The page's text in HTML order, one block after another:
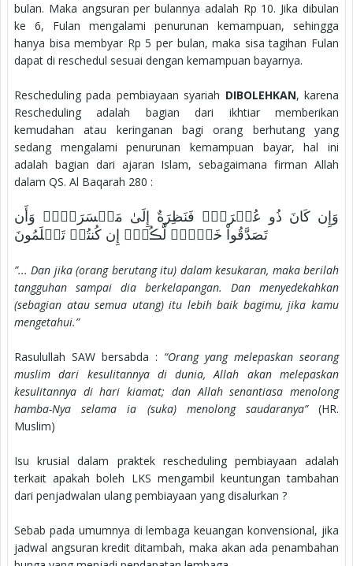
bulan. Maka angsuran per bulannya adalah Rp 10. Jika dibulan
ke 6, Fulan mengalami penurunan kemampuan, sehingga
hanya bisa membyar Rp 5 per bulan, maka sisa tagihan Fulan
dapat di reschedul sesuai dengan kemampuan bayarnya.
Rescheduling pada pembiayaan syariah DIBOLEHKAN, karena
Rescheduling adalah bagian dari ikhtiar memberikan
kemudahan atau keringanan bagi orang berhutang yang
sedang mengalami penurunan kemampuan bayar, hal ini
adalah bagian dari ajaran Islam, sebagaimana firman Allah
dalam QS. Al Baqarah 280 :
وَإِن كَانَ ذُو عُسۡرَةٍ۬ فَنَظِرَةٌ إِلَىٰ مَيۡسَرَةٍ۬‌ۚ وَأَن
”... Dan jika (orang berutang itu) dalam kesukaran, maka berilah
tangguhan sampai dia berkelapangan. Dan menyedekahkan
(sebagian atau semua utang) itu lebih baik bagimu, jika kamu
mengetahui.”
Rasulullah SAW bersabda : “Orang yang melepaskan seorang
muslim dari kesulitannya di dunia, Allah akan melepaskan
kesulitannya di hari kiamat; dan Allah senantiasa menolong
hamba-Nya selama ia (suka) menolong saudaranya” (HR.
Muslim)
Isu krusial dalam praktek rescheduling pembiayaan adalah
terkait apakah boleh LKS mengambil keuntungan tambahan
dari penjadwalan ulang pembiayaan yang disalurkan ?
Sebab pada umumnya di lembaga keuangan konvensional, jika
jadwal angsuran kredit ditambah, maka akan ada penambahan